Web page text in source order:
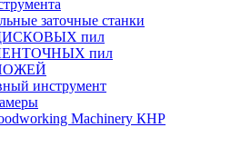
заточные станки
ДИСКОВЫХ пил
ЛЕНТОЧНЫХ пил
НОЖЕЙ
инструмент
Machinery КНР